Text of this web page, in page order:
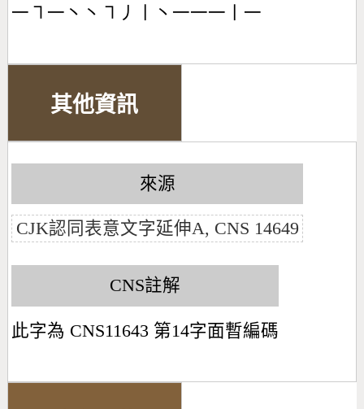
一㇕一丶丶㇕丿丨丶一一一丨一
其他資訊
來源
CJK認同表意文字延伸A, CNS 14649
CNS註解
此字為 CNS11643 第14字面暫編碼